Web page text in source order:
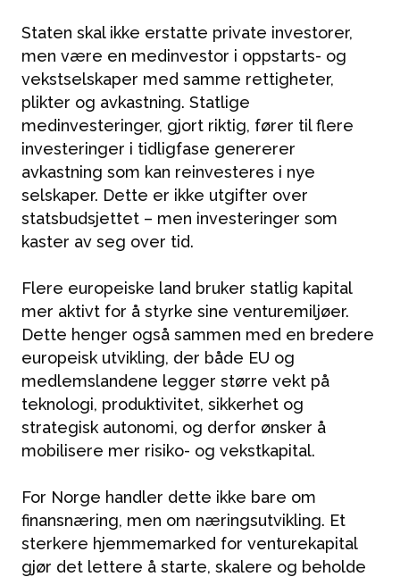
Staten skal ikke erstatte private investorer,
men være en medinvestor i oppstarts- og
vekstselskaper med samme rettigheter,
plikter og avkastning. Statlige
medinvesteringer, gjort riktig, fører til flere
investeringer i tidligfase genererer
avkastning som kan reinvesteres i nye
selskaper. Dette er ikke utgifter over
statsbudsjettet – men investeringer som
kaster av seg over tid.
Flere europeiske land bruker statlig kapital
mer aktivt for å styrke sine venturemiljøer.
Dette henger også sammen med en bredere
europeisk utvikling, der både EU og
medlemslandene legger større vekt på
teknologi, produktivitet, sikkerhet og
strategisk autonomi, og derfor ønsker å
mobilisere mer risiko- og vekstkapital.
For Norge handler dette ikke bare om
finansnæring, men om næringsutvikling. Et
sterkere hjemmemarked for venturekapital
gjør det lettere å starte, skalere og beholde